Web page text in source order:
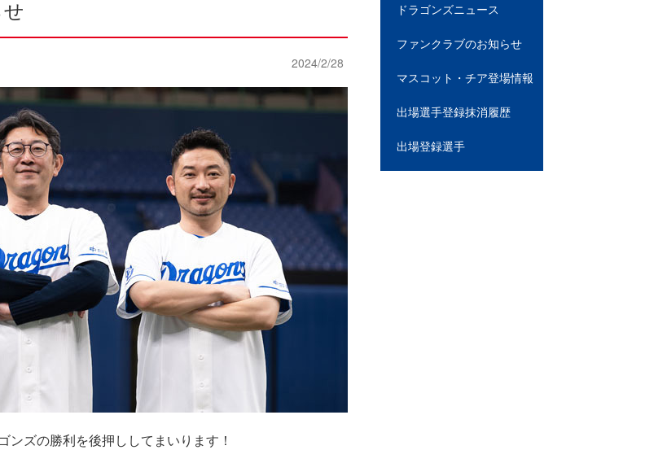
2024/2/28
ズの勝利を後押ししてまいります！
ドラゴンズニュース
ファンクラブのお知らせ
マスコット・チア登場情報
出場選手登録抹消履歴
出場登録選手